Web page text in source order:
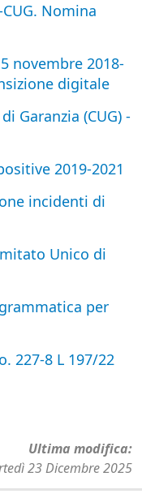
Nomina
novembre 2018-
digitale
Garanzia (CUG) -
2019-2021
incidenti di
Unico di
per
227-8 L 197/22
Ultima modifica
23 Dicembre 2025